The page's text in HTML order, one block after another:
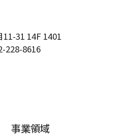
31 14F 1401
228-8616
事業領域